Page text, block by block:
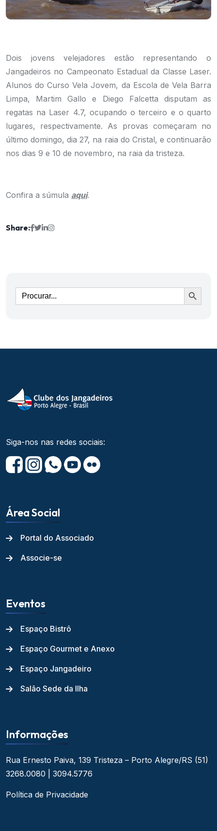
Dois jovens velejadores estão representando o
Jangadeiros no Campeonato Estadual da Classe Laser.
Alunos do Curso Vela Jovem, da Escola de Vela Barra
Limpa, Martim Gallo e Diego Falcetta disputam as
regatas na Laser 4.7, ocupando o terceiro e o quarto
lugares, respectivamente. As provas começaram no
último domingo, dia 27, na raia do Cristal, e continuarão
nos dias 9 e 10 de novembro, na raia da tristeza.
Confira a súmula aqui.
Share:
Ir
Siga-nos nas redes sociais:
Área Social
Portal do Associado
Associe-se
Eventos
Espaço Bistrô
Espaço Gourmet e Anexo
Espaço Jangadeiro
Salão Sede da Ilha
Informações
Rua Ernesto Paiva, 139 Tristeza – Porto Alegre/RS (51)
3268.0080 | 3094.5776
Política de Privacidade